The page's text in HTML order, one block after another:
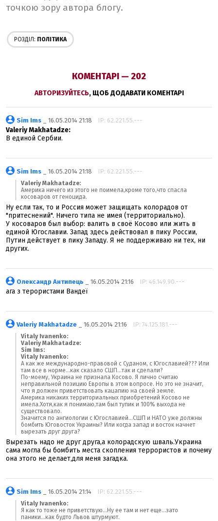
точкою зору автора блогу.
РОЗДІЛ: ПОЛІТИКА
КОМЕНТАРІ — 202
АВТОРИЗУЙТЕСЬ, ЩОБ ДОДАВАТИ КОМЕНТАРІ
Sim Ims _ 16.05.2014 21:18 IP: 62.221.55.---
Valeriy Makhatadze:
В единой Сербии.
Sim Ims _ 16.05.2014 21:18 IP: 62.221.55.---
Valeriy Makhatadze:
Америка ничего из этого не поимела,кроме того,что спасла
косоваров от геноцида.
Ну если так, то и Россия может защищать колорадов от
"притеснений". Ничего типа не имея (территориально).
У косоваров был выбор: валить в своё Косово или жить в
единой Югославии. Запад здесь действовал в пику России,
Путин действует в пику Западу. Я не поддерживаю ни тех, ни
других.
Олександр Антипець _ 16.05.2014 21:16 IP: 46.149.90.---
ага з терористами Вандеї
Valeriy Makhatadze _ 16.05.2014 21:16 IP: 74.125.181.---
Vitaly Ivanenko:
Valeriy Makhatadze:
Sim Ims:
Vitaly Ivanenko:
А как же международно-правовой с Суданом, с Югославией??? Или
там все в норме...как сказало СШП...так и сделали?
По-моему, Украина не признала Косово. Я лично считаю
неправильной позицию Европы в этом вопросе. Но это не значит,
что я должен приветствовать кацапию на своей земле.
Америка никаких территориальных приобретений Косово не
имела.Хотя,как я понимаю,там был тупик и 100% выхода не
существовало.
Значится по ангиологии с Югославией...СШП и НАТО уже должны
бомбить Юговосток Украины? Или когда запад и восток начнет
вырезать друг друга?
Вырезать надо не друг друга,а колорадскую шваль.Украина
сама могла бы бомбить места скопления террористов и почему
она этого не делает,для меня загадка.
Sim Ims _ 16.05.2014 21:14 IP: 62.221.55.---
Vitaly Ivanenko:
Я как то тоже не приветствую...Ну ее там и нет еще...зато
паники...как будто Львов штурмуют.